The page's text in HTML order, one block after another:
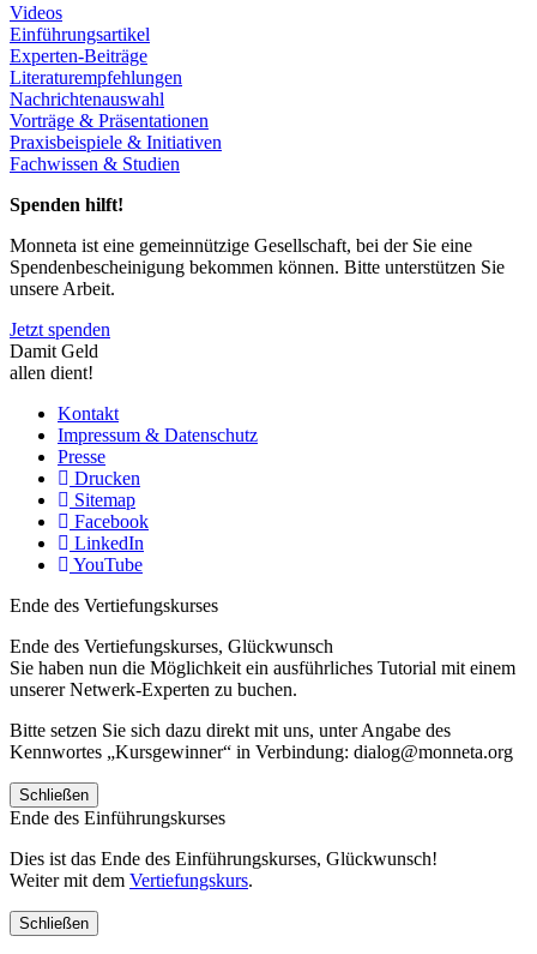
Videos
Einführungsartikel
Experten-Beiträge
Literaturempfehlungen
Nachrichtenauswahl
Vorträge & Präsentationen
Praxisbeispiele & Initiativen
Fachwissen & Studien
Spenden hilft!
Monneta ist eine gemeinnützige Gesellschaft, bei der Sie eine
Spendenbescheinigung bekommen können. Bitte unterstützen Sie
unsere Arbeit.
Jetzt spenden
Damit Geld
allen dient!
Kontakt
Impressum & Datenschutz
Presse
Drucken
Sitemap
Facebook
LinkedIn
YouTube
Ende des Vertiefungskurses
Ende des Vertiefungskurses, Glückwunsch
Sie haben nun die Möglichkeit ein ausführliches Tutorial mit einem
unserer Netwerk-Experten zu buchen.
Bitte setzen Sie sich dazu direkt mit uns, unter Angabe des
Kennwortes „Kursgewinner“ in Verbindung: dialog@monneta.org
Schließen
Ende des Einführungskurses
Dies ist das Ende des Einführungskurses, Glückwunsch!
Weiter mit dem Vertiefungskurs.
Schließen